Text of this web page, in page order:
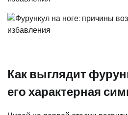
Как выглядит
его характерная